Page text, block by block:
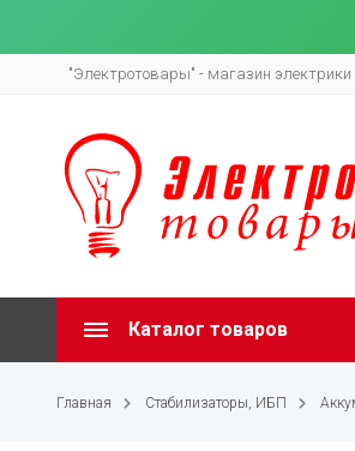
"Электротовары" - магазин электрики
Каталог товаров
Главная Стабилизаторы, ИБП